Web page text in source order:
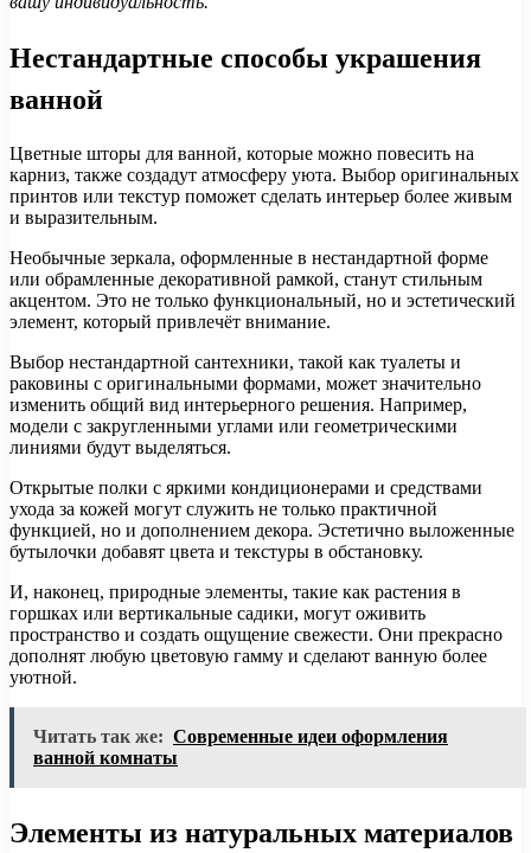
Нестандартные способы украшения
ванной
Цветные шторы для ванной, которые можно повесить на
карниз, также создадут атмосферу уюта. Выбор оригинальных
принтов или текстур поможет сделать интерьер более живым
и выразительным.
Необычные зеркала, оформленные в нестандартной форме
или обрамленные декоративной рамкой, станут стильным
акцентом. Это не только функциональный, но и эстетический
элемент, который привлечёт внимание.
Выбор нестандартной сантехники, такой как туалеты и
раковины с оригинальными формами, может значительно
изменить общий вид интерьерного решения. Например,
модели с закругленными углами или геометрическими
линиями будут выделяться.
Открытые полки с яркими кондиционерами и средствами
ухода за кожей могут служить не только практичной
функцией, но и дополнением декора. Эстетично выложенные
бутылочки добавят цвета и текстуры в обстановку.
И, наконец, природные элементы, такие как растения в
горшках или вертикальные садики, могут оживить
пространство и создать ощущение свежести. Они прекрасно
дополнят любую цветовую гамму и сделают ванную более
уютной.
Читать так же: Современные идеи оформления
ванной комнаты
Элементы из натуральных материалов